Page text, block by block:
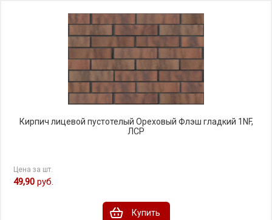
Кирпич лицевой пустотелый Ореховый Флэш гладкий 1NF,
ЛСР
Цена за шт.
49,90 руб.
Купить